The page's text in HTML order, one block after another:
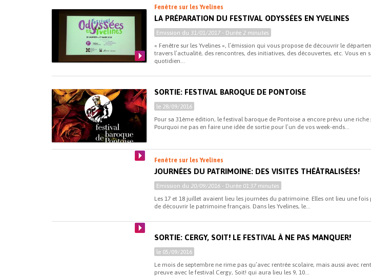
Fenêtre sur les Yvelines
LA PRÉPARATION DU FESTIVAL ODYSSÉES EN YVELINES
Emission du31/01/2017 - Durée2 minutes
« Fenêtre sur les Yvelines », l’émission qui vous propose de découvrir le
travers l’actualité, des rencontres, des initiatives, des découvertes, etc. Vous en
quotidien...
SORTIE: FESTIVAL BAROQUE DE PONTOISE
le 28/09/2016
Pour sa 31ème édition, le festival baroque de Pontoise a encore prévu une
Pourquoi ne pas en faire une idée de sortie pour l’un de vos week-ends...
Fenêtre sur les Yvelines
JOURNÉES DU PATRIMOINE: DES VISITES THÉÂTRALISÉES!
Emission du20/09/2016 - Durée 01:37 minutes
Les 17 et 18 juillet avaient lieu les journées du patrimoine. Elles ont lieu une
de découvrir le patrimoine français. Dans les Yvelines, le...
SORTIE: CERGY, SOIT! LE FESTIVAL À NE PAS MANQUER!
le 05/09/2016
Le mois de septembre ne rime pas qu’avec rentrée scolaire, mais aussi avec
preuve avec le festival Cergy, Soit! qui aura lieu les 9, 10...